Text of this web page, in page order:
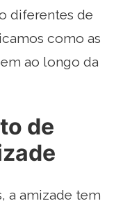
diferentes de
como as
ao longo da
de
a amizade tem